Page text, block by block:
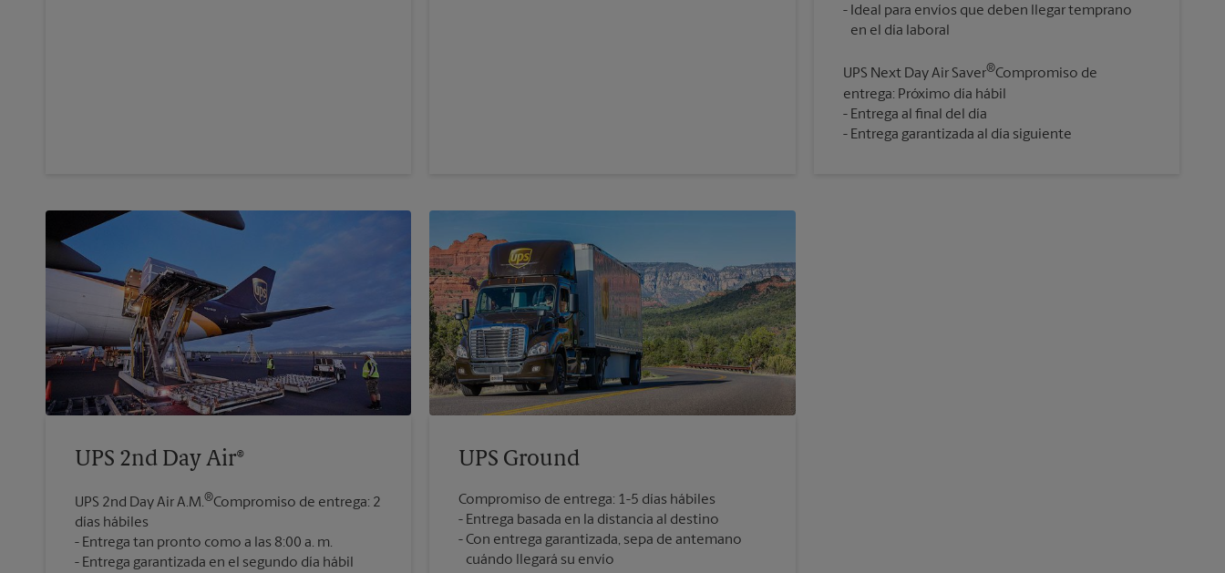
Ideal para envíos que deben llegar temprano
UPS Next Day Air Saver®Compromiso de
entrega: Próximo día hábil
Entrega al final del día
Entrega garantizada al día siguiente
UPS 2nd Day Air®
UPS 2nd Day Air A.M.®Compromiso de entrega: 2
días hábiles
Entrega tan pronto como a las 8:00 a. m.
UPS Ground
Compromiso de entrega: 1-5 días hábiles
Entrega basada en la distancia al destino
Con entrega garantizada, sepa de antemano
cuándo llegará su envío